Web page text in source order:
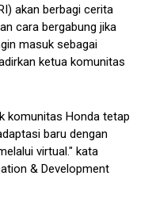
akan berbagi cerita
cara bergabung jika
masuk sebagai
ketua komunitas
komunitas Honda tetap
baru dengan
virtual." kata
& Development